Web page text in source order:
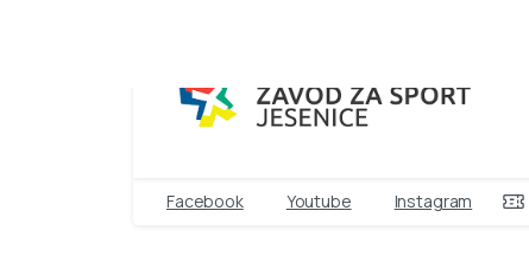
Facebook Youtube Instagram